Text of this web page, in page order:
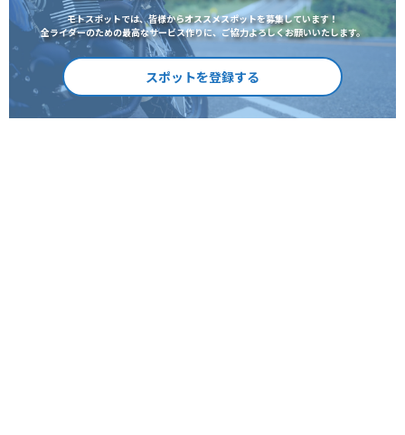
モトスポットでは、皆様からオススメスポットを募集しています！
全ライダーのための最高なサービス作りに、ご協力よろしくお願いいたします。
スポットを登録する